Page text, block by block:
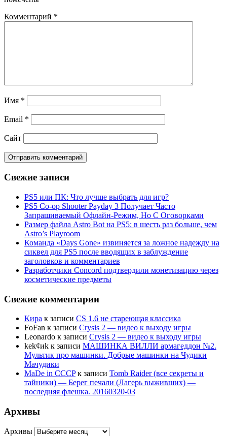
Комментарий *
Имя *
Email *
Сайт
Свежие записи
PS5 или ПК: Что лучше выбрать для игр?
PS5 Co-op Shooter Payday 3 Получает Часто
Запрашиваемый Офлайн-Режим, Но С Оговорками
Размер файла Astro Bot на PS5: в шесть раз больше, чем
Astro’s Playroom
Команда «Days Gone» извиняется за ложное надежду на
сиквел для PS5 после вводящих в заблуждение
заголовков и комментариев
Разработчики Concord подтвердили монетизацию через
косметические предметы
Свежие комментарии
Кира к записи CS 1.6 не стареющая классика
FoFan к записи Crysis 2 — видео к выходу игры
Leonardo к записи Crysis 2 — видео к выходу игры
kek¢иk к записи МАШИНКА ВИЛЛИ армагеддон №2.
Мультик про машинки. Добрые машинки на Чудики
Мачудики
MaDe in CCCPк записи Tomb Raider (все секреты и
тайники) — Берег печали (Лагерь выживших) —
последняя флешка. 20160320-03
Архивы
Архивы